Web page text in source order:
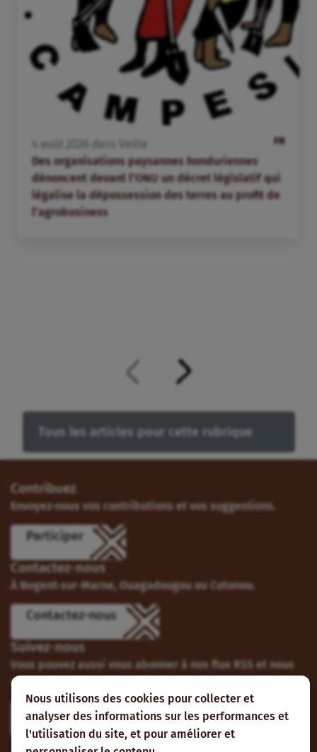
Nous utilisons des cookies pour collecter et
analyser des informations sur les performances et
l'utilisation du site, et pour améliorer et
FR
août dans
Veille
Des organisations paysannes honduriennes
dénoncent devant l’ONU un décret législatif qui
légalise la dépossession des terres au profit de
l’agrobusiness
Tous les articles pour cette rubrique
Contribuez
Envoyez-nous vos contributions et vos suggestions.
Participer
Contactez-nous
À Nogent-sur-Marne, Ouagadougou ou Cotonou.
Contactez-nous
Suivez-nous
Vous pouvez aussi vous abonner à nos flux RSS et nous
suivre sur les réseaux sociaux.